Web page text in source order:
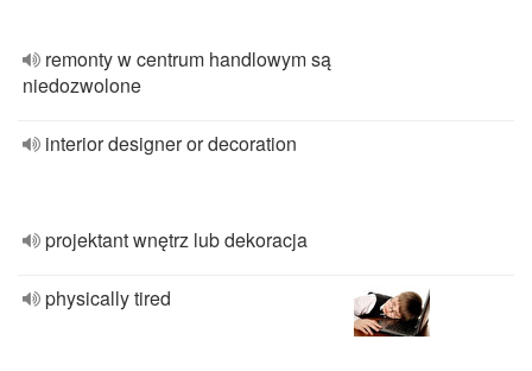
remonty w centrum handlowym są
niedozwolone
interior designer or decoration
projektant wnętrz lub dekoracja
physically tired